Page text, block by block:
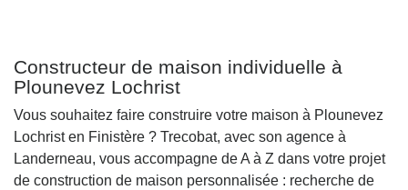
Constructeur de maison individuelle à
Plounevez Lochrist
Vous souhaitez faire construire votre maison à Plounevez
Lochrist en Finistère ? Trecobat, avec son agence à
Landerneau, vous accompagne de A à Z dans votre projet
de construction de maison personnalisée : recherche de